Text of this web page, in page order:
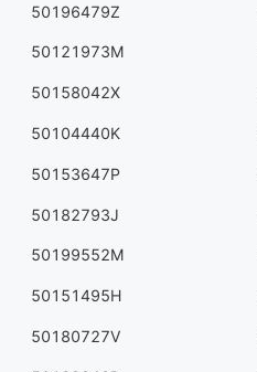
50196479Z
50121973M
50158042X
50104440K
50153647P
50182793J
50199552M
50151495H
50180727V